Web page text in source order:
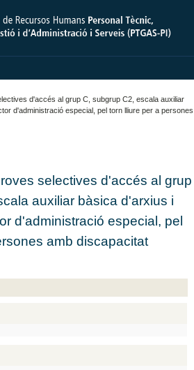
d'accés al grup C, subgrup C2, escala auxiliar
d'administració especial, pel torn lliure per a persones
selectives d'accés al grup
auxiliar bàsica d'arxius i
d'administració especial, pel
amb discapacitat